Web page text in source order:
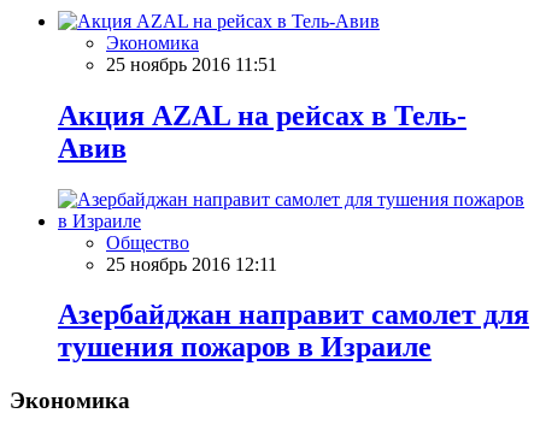
Экономика
25 ноябрь 2016 11:51
Акция AZAL на рейсах в Тель-
Авив
Общество
25 ноябрь 2016 12:11
Азербайджан направит самолет для
тушения пожаров в Израиле
Экономика